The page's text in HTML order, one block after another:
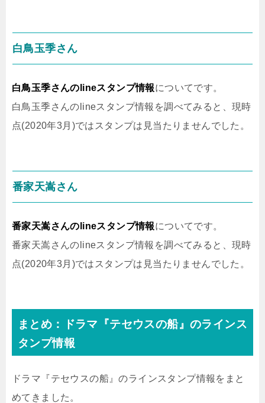
白鳥玉季さん
白鳥玉季さんのlineスタンプ情報についてです。
白鳥玉季さんのlineスタンプ情報を調べてみると、現時
点(2020年3月)ではスタンプは見当たりませんでした。
番家天嵩さん
番家天嵩さんのlineスタンプ情報についてです。
番家天嵩さんのlineスタンプ情報を調べてみると、現時
点(2020年3月)ではスタンプは見当たりませんでした。
まとめ：ドラマ『テセウスの船』のラインス
タンプ情報
ドラマ『テセウスの船』のラインスタンプ情報をまと
めてきました。